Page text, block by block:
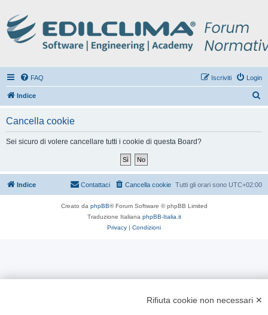
FAQ Login
Iscriviti
Indice
Cancella cookie
Sei sicuro di volere cancellare tutti i cookie di questa Board?
Indice Tutti gli orari sono UTC+02:00
Cancella cookie
Contattaci
Creato da phpBB® Forum Software © phpBB Limited
Traduzione Italiana phpBB-Italia.it
Privacy | Condizioni
Rifiuta cookie non necessari ✕